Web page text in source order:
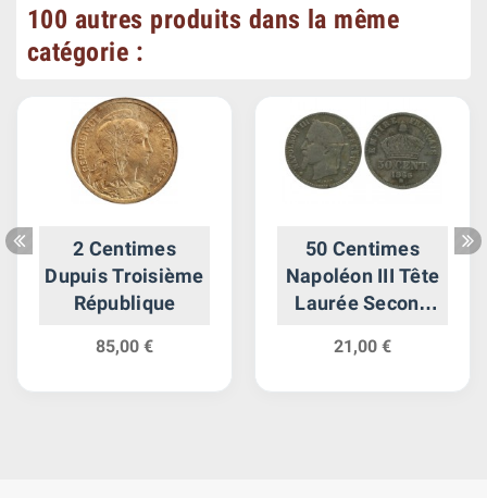
100 autres produits dans la même
catégorie :
2 Centimes
Dupuis Troisième
République
85,00 €
50 Centimes
Napoléon III Tête
Laurée Second
21,00 €